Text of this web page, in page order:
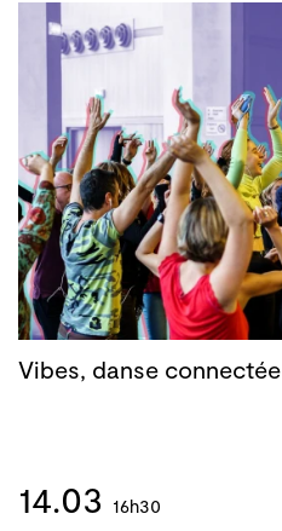
Vibes, danse connectée
14.03 16h30